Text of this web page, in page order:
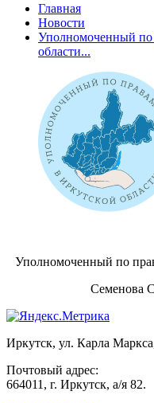
Главная
Новости
Уполномоченный по
области...
Уполномоченный по
Семенова
Иркутск, ул. Карла
Почтовый адрес:
664011, г. Иркутск, а/я 82.